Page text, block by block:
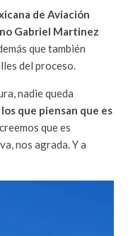
de Aviación
Gabriel Martinez
que también
del proceso.
nadie queda
que piensan que es
que es
nos agrada. Y a